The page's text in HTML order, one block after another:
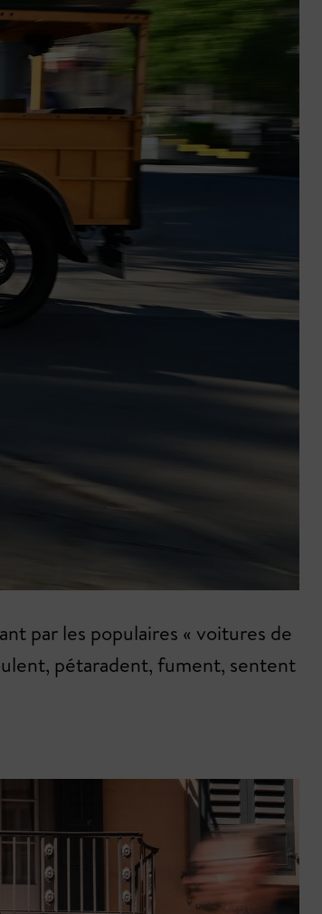
par les populaires « voitures de
pétaradent, fument, sentent